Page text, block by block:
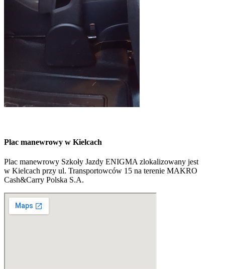
Plac manewrowy w Kielcach
Plac manewrowy Szkoły Jazdy ENIGMA zlokalizowany jest
w Kielcach przy ul. Transportowców 15 na terenie MAKRO
Cash&Carry Polska S.A.